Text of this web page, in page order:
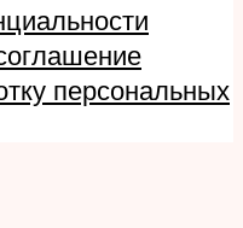
персональных